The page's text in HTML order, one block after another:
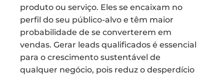
produto ou serviço. Eles se encaixam no
perfil do seu público-alvo e têm maior
probabilidade de se converterem em
vendas. Gerar leads qualificados é essencial
para o crescimento sustentável de
qualquer negócio, pois reduz o desperdício